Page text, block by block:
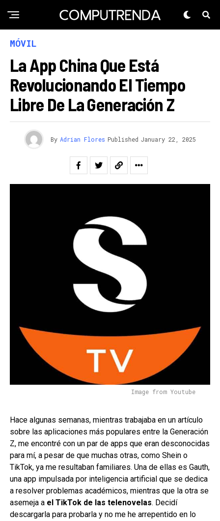
MÓVIL
La App China Que Está
Revolucionando El Tiempo
Libre De La Generación Z
By Adrian Flores Published January 22, 2025
Image from Youtube
Hace algunas semanas, mientras trabajaba en un artículo
sobre las aplicaciones más populares entre la Generación
Z, me encontré con un par de apps que eran desconocidas
para mí, a pesar de que muchas otras, como Shein o
TikTok, ya me resultaban familiares. Una de ellas es Gauth,
una app impulsada por inteligencia artificial que se dedica
a resolver problemas académicos, mientras que la otra se
asemeja a el TikTok de las telenovelas. Decidí
descargarla para probarla y no me he arrepentido en lo